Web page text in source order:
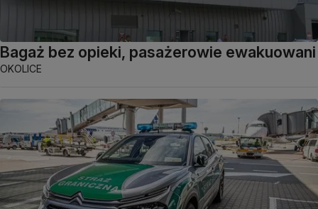
Bagaż bez opieki, pasażerowie ewakuowani
OKOLICE